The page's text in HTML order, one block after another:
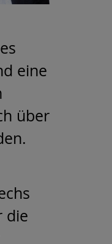
eine
über
die